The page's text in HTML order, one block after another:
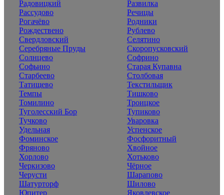
Радовицкий
Развилка
Рассудово
Речицы
Рогачёво
Родники
Рождествено
Рублево
Свердловский
Селятино
Серебряные Пруды
Скоропусковский
Солнцево
Софрино
Софьино
Старая Купавна
Старбеево
Столбовая
Татищево
Текстильщик
Темпы
Тишково
Томилино
Троицкое
Туголесский Бор
Тупиково
Тучково
Уваровка
Удельная
Успенское
Фоминское
Фосфоритный
Фряново
Хвойное
Хорлово
Хотьково
Черкизово
Чёрное
Черусти
Шарапово
Шатурторф
Шилово
Юпитер
Яковлевское